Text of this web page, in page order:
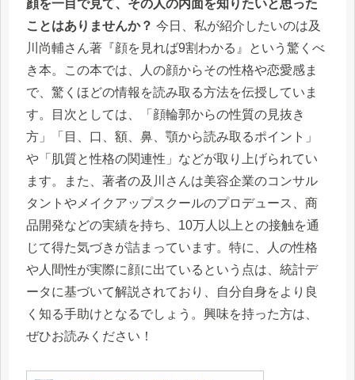
顔を一目で見て、その人の内面を知りたいと思った
ことはありませんか？ 今日、私が紹介したいのは及
川尚輔さん著『顔を見れば9割わかる』という驚くべ
き本。この本では、人の顔からその性格や恋愛感ま
で、驚くほどの情報を読み取る方法を伝授していま
す。目次としては、「顔輪郭からの性質の見抜き
方」「目、口、額、鼻、顎から読み取るポイント」
や「肌質と性格の関連性」などが取り上げられてい
ます。また、著者の及川さんは美容企業のコンサル
タントやメイクアップスクールのプロデュース、商
品開発などの実績を持ち、10万人以上との接触を通
じて得た気づきが詰まっています。特に、人の性格
や人間性が実際に顔に出ているという点は、統計デ
ータに基づいて解説されており、自分自身をより良
く知る手助けとなるでしょう。興味を持った方は、
ぜひお読みください！